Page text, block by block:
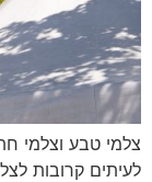
צלמי טבע וצלמי
לעיתים קרובות